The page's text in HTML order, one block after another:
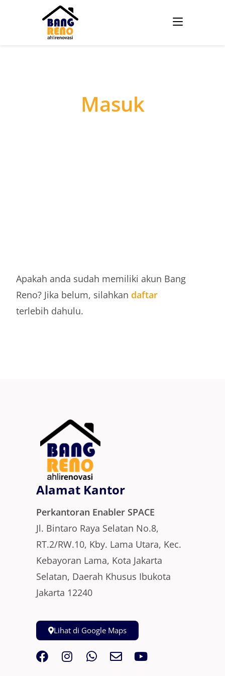
Masuk
Apakah anda sudah memiliki akun Bang
Reno? Jika belum, silahkan daftar
terlebih dahulu.
Alamat Kantor
Perkantoran Enabler SPACE
Jl. Bintaro Raya Selatan No.8,
RT.2/RW.10, Kby. Lama Utara, Kec.
Kebayoran Lama, Kota Jakarta
Selatan, Daerah Khusus Ibukota
Jakarta 12240
Lihat di Google Maps